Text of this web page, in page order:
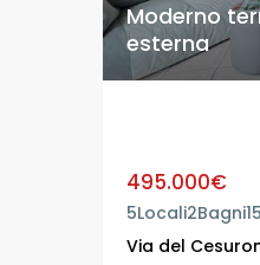
Moderno
esterna
495.000€
Locali
5 Bagni
2
Via del